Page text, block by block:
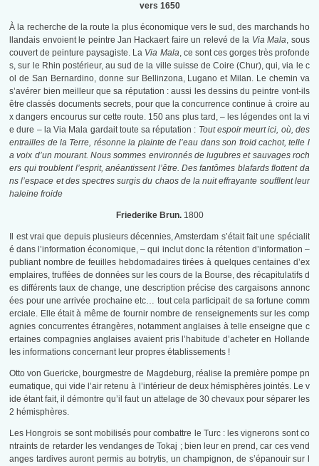
vers 1650
À la recherche de la route la plus économique vers le sud, des marchands ho
llandais envoient le peintre Jan Hackaert faire un relevé de la Via Mala, sous
couvert de peinture paysagiste. La Via Mala, ce sont ces gorges très profonde
s, sur le Rhin postérieur, au sud de la ville suisse de Coire (Chur), qui, via le c
ol de San Bernardino, donne sur Bellinzona, Lugano et Milan. Le chemin va
s’avérer bien meilleur que sa réputation : aussi les dessins du peintre vont-ils
être classés documents secrets, pour que la concurrence continue à croire au
x dangers encourus sur cette route. 150 ans plus tard, – les légendes ont la vi
e dure – la Via Mala gardait toute sa réputation : Tout espoir meurt ici, où, des
entrailles de la Terre, résonne la plainte de l’eau dans son froid cachot, telle l
a voix d’un mourant. Nous sommes environnés de lugubres et sauvages roch
ers qui troublent l’esprit, anéantissent l’être. Des fantômes blafards flottent da
ns l’espace et des spectres surgis du chaos de la nuit effrayante soufflent leur
haleine froide
Friederike Brun. 1800
Il est vrai que depuis plusieurs décennies, Amsterdam s’était fait une spécialit
é dans l’information économique, – qui inclut donc la rétention d’information –
publiant nombre de feuilles hebdomadaires tirées à quelques centaines d’ex
emplaires, truffées de données sur les cours de la Bourse, des récapitulatifs d
es différents taux de change, une description précise des cargaisons annonc
ées pour une arrivée prochaine etc… tout cela participait de sa fortune comm
erciale. Elle était à même de fournir nombre de renseignements sur les comp
agnies concurrentes étrangères, notamment anglaises à telle enseigne que c
ertaines compagnies anglaises avaient pris l’habitude d’acheter en Hollande
les informations concernant leur propres établissements !
Otto von Guericke, bourgmestre de Magdeburg, réalise la première pompe pn
eumatique, qui vide l’air retenu à l’intérieur de deux hémisphères jointés. Le v
ide étant fait, il démontre qu’il faut un attelage de 30 chevaux pour séparer les
2 hémisphères.
Les Hongrois se sont mobilisés pour combattre le Turc : les vignerons sont co
ntraints de retarder les vendanges de Tokaj ; bien leur en prend, car ces vend
anges tardives auront permis au botrytis, un champignon, de s’épanouir sur l